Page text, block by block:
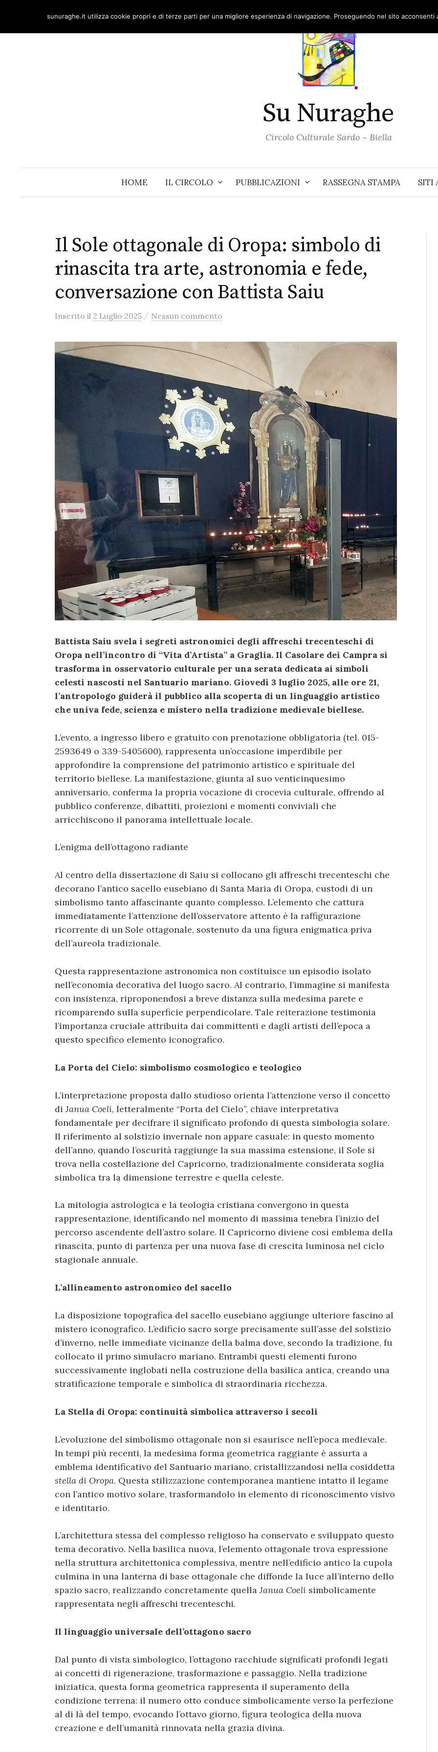
content
Su Nuraghe
Circolo Culturale Sardo ~ Biella
HOME IL CIRCOLO PUBBLICAZIONI RASSEGNA STAMPA SITI
Il Sole ottagonale di Oropa: simbolo di
rinascita tra arte, astronomia e fede,
conversazione con Battista Saiu
Inserito il 2 Luglio 2025 / Nessun commento
Battista Saiu svela i segreti astronomici degli affreschi trecenteschi di
Oropa nell’incontro di “Vita d’Artista” a Graglia. Il Casolare dei Campra si
trasforma in osservatorio culturale per una serata dedicata ai simboli
celesti nascosti nel Santuario mariano. Giovedì 3 luglio 2025, alle ore 21,
l’antropologo guiderà il pubblico alla scoperta di un linguaggio artistico
che univa fede, scienza e mistero nella tradizione medievale biellese.
L’evento, a ingresso libero e gratuito con prenotazione obbligatoria (tel. 015-
2593649 o 339-5405600), rappresenta un’occasione imperdibile per
approfondire la comprensione del patrimonio artistico e spirituale del
territorio biellese. La manifestazione, giunta al suo venticinquesimo
anniversario, conferma la propria vocazione di crocevia culturale, offrendo al
pubblico conferenze, dibattiti, proiezioni e momenti conviviali che
arricchiscono il panorama intellettuale locale.
L’enigma dell’ottagono radiante
Al centro della dissertazione di Saiu si collocano gli affreschi trecenteschi che
decorano l’antico sacello eusebiano di Santa Maria di Oropa, custodi di un
simbolismo tanto affascinante quanto complesso. L’elemento che cattura
immediatamente l’attenzione dell’osservatore attento è la raffigurazione
ricorrente di un Sole ottagonale, sostenuto da una figura enigmatica priva
dell’aureola tradizionale.
Questa rappresentazione astronomica non costituisce un episodio isolato
nell’economia decorativa del luogo sacro. Al contrario, l’immagine si manifesta
con insistenza, riproponendosi a breve distanza sulla medesima parete e
ricomparendo sulla superficie perpendicolare. Tale reiterazione testimonia
l’importanza cruciale attribuita dai committenti e dagli artisti dell’epoca a
questo specifico elemento iconografico.
La Porta del Cielo: simbolismo cosmologico e teologico
L’interpretazione proposta dallo studioso orienta l’attenzione verso il concetto
diJanua Coeli, letteralmente “Porta del Cielo”, chiave interpretativa
fondamentale per decifrare il significato profondo di questa simbologia solare.
Il riferimento al solstizio invernale non appare casuale: in questo momento
dell’anno, quando l’oscurità raggiunge la sua massima estensione, il Sole si
trova nella costellazione del Capricorno, tradizionalmente considerata soglia
simbolica tra la dimensione terrestre e quella celeste.
La mitologia astrologica e la teologia cristiana convergono in questa
rappresentazione, identificando nel momento di massima tenebra l’inizio del
percorso ascendente dell’astro solare. Il Capricorno diviene così emblema della
rinascita, punto di partenza per una nuova fase di crescita luminosa nel ciclo
stagionale annuale.
L’allineamento astronomico del sacello
La disposizione topografica del sacello eusebiano aggiunge ulteriore fascino al
mistero iconografico. L’edificio sacro sorge precisamente sull’asse del solstizio
d’inverno, nelle immediate vicinanze della balma dove, secondo la tradizione, fu
collocato il primo simulacro mariano. Entrambi questi elementi furono
successivamente inglobati nella costruzione della basilica antica, creando una
stratificazione temporale e simbolica di straordinaria ricchezza.
La Stella di Oropa: continuità simbolica attraverso i secoli
L’evoluzione del simbolismo ottagonale non si esaurisce nell’epoca medievale.
In tempi più recenti, la medesima forma geometrica raggiante è assurta a
emblema identificativo del Santuario mariano, cristallizzandosi nella cosiddetta
stella di Oropa. Questa stilizzazione contemporanea mantiene intatto il legame
con l’antico motivo solare, trasformandolo in elemento di riconoscimento visivo
e identitario.
L’architettura stessa del complesso religioso ha conservato e sviluppato questo
tema decorativo. Nella basilica nuova, l’elemento ottagonale trova espressione
nella struttura architettonica complessiva, mentre nell’edificio antico la cupola
culmina in una lanterna di base ottagonale che diffonde la luce all’interno dello
spazio sacro, realizzando concretamente quellaJanua Coeli simbolicamente
rappresentata negli affreschi trecenteschi.
Il linguaggio universale dell’ottagono sacro
Dal punto di vista simbologico, l’ottagono racchiude significati profondi legati
ai concetti di rigenerazione, trasformazione e passaggio. Nella tradizione
iniziatica, questa forma geometrica rappresenta il superamento della
condizione terrena: il numero otto conduce simbolicamente verso la perfezione
al di là del tempo, evocando l’ottavo giorno, figura teologica della nuova
creazione e dell’umanità rinnovata nella grazia divina.
sunuraghe.it utilizza cookie propri e di terze parti per una migliore esperienza di navigazione. Proseguendo nel sito acconsenti